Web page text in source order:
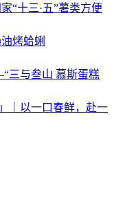
“十三·五”薯类方便
烤蛤蜊
三与叁山 慕斯蛋糕
｜以一口春鲜，赴一